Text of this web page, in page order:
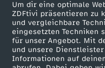
Um dir eine optimale
ZDFtivi präsentieren zu
und vergleichbare
eingesetzten
für unser Angebot. Mit
und unsere
Informationen auf
r
e
n
Mehr ZDF
ZDF-Apps